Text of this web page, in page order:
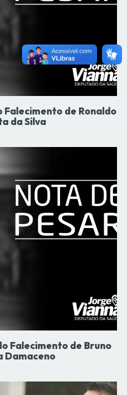
Falecimento de Ronaldo
da Silva
Falecimento de Bruno
Damaceno